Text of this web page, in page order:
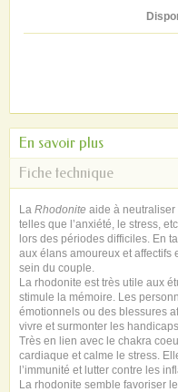
En savoir plus
Fiche technique
La Rhodonite aide à neutraliser
telles que l’anxiété, le stress,
lors des périodes difficiles. En
aux élans amoureux et affectifs
sein du couple.
La rhodonite est très utile aux
stimule la mémoire. Les
émotionnels ou des blessures
vivre et surmonter les
Très en lien avec le chakra
cardiaque et calme le stress.
l’immunité et lutter contre les
La rhodonite semble favoriser